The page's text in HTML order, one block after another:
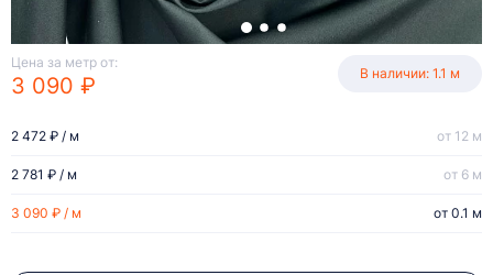
Цена за метр от:
3 090 ₽ В наличии: 1.1 м
3 090 ₽ / м от 0.1 м
2 781 ₽ / м от 6 м
2 472 ₽ / м от 12 м